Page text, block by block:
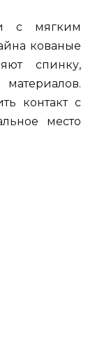
с мягким
кованые
спинку,
контакт с
место